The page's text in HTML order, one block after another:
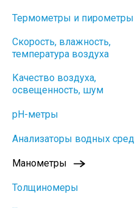
Термометры и пирометры
Скорость, влажность,
температура воздуха
Качество воздуха,
освещенность, шум
pH-метры
Анализаторы водных сред
Манометры
Толщиномеры